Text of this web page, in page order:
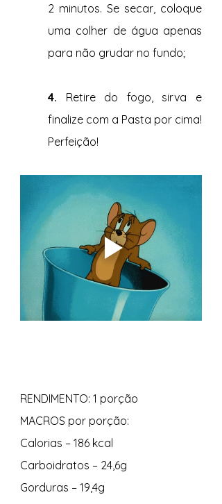
2 minutos. Se secar, coloque
uma colher de água apenas
para não grudar no fundo;
4. Retire do fogo, sirva e
finalize com a Pasta por cima!
RENDIMENTO: 1 porção
MACROS por porção:
Calorias – 186 kcal
Carboidratos – 24,6g
Gorduras – 19,4g